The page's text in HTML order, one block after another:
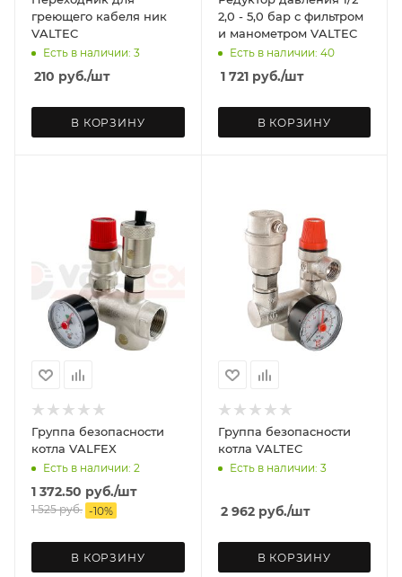
греющего кабеля ник
VALTEC
Есть в наличии: 3
210 руб./шт
В КОРЗИНУ
2,0 - 5,0 бар с фильтром
и манометром VALTEC
Есть в наличии: 40
1 721руб./шт
В КОРЗИНУ
Группа безопасности
котла VALFEX
Есть в наличии: 2
1 372.50 руб./шт
1 525руб. -10%
В КОРЗИНУ
Группа безопасности
котла VALTEC
Есть в наличии: 3
2 962руб./шт
В КОРЗИНУ